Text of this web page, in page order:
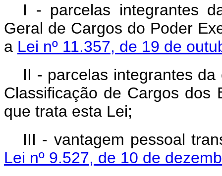
I - parcelas integrantes
Geral de Cargos do Poder
a Lei nº 11.357, de 19 de
II - parcelas integrantes
Classificação de Cargos dos
que trata esta Lei;
III - vantagem pessoal
Lei nº 9.527, de 10 de